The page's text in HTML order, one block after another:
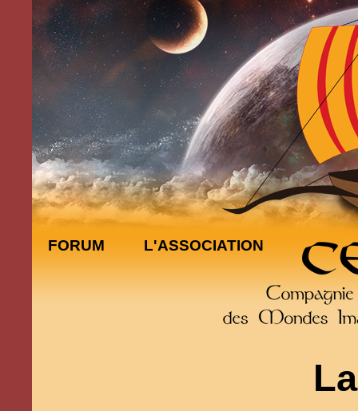
FORUM L'ASSOCIATION